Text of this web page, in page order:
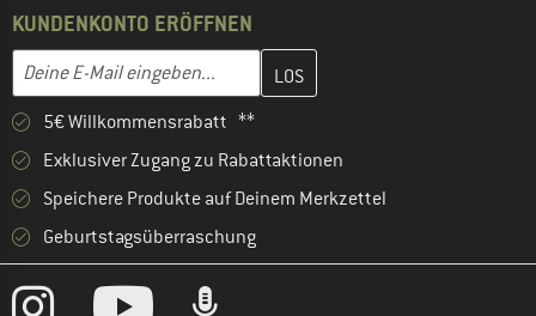
KUNDENKONTO ERÖFFNEN
E-Mail-Adresse
Gib hier deine E-Mail-Adresse ein und erstelle im nächsten
5€ Willkommensrabatt **
Exklusiver Zugang zu Rabattaktionen
Speichere Produkte auf Deinem Merkzettel
Geburtstagsüberraschung